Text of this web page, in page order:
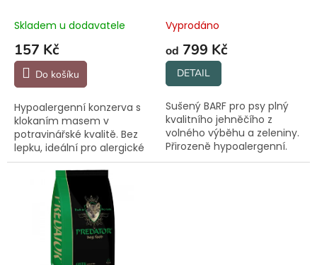
Skladem u dodavatele
157 Kč
Do košíku
Hypoalergenní konzerva s
klokaním masem v
potravinářské kvalitě. Bez
lepku, ideální pro alergické
chlupáče a eliminační
Vyprodáno
od 799 Kč
DETAIL
Sušený BARF pro psy plný
kvalitního jehněčího z
volného výběhu a zeleniny.
Přirozeně hypoalergenní.
Sušené vzduchem.